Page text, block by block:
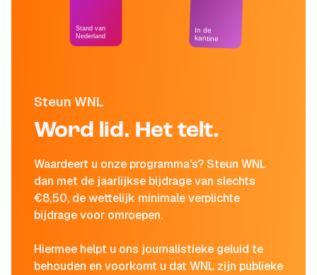
Steun WNL
Word lid. Het telt.
Waardeert u onze programma's? Steun WNL
dan met de jaarlijkse bijdrage van slechts
€8,50, de wettelijk minimale verplichte
bijdrage voor omroepen.
Hiermee helpt u ons journalistieke geluid te
behouden en voorkomt u dat WNL zijn publieke
Stand van
Nederland
In de
kantine